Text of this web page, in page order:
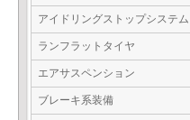
アイドリングストップシステム
ランフラットタイヤ
エアサスペンション
ブレーキ系装備